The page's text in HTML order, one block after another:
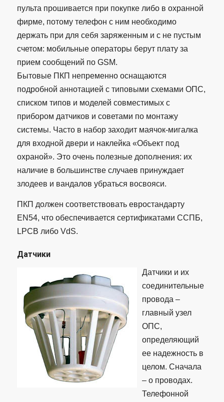
пульта прошивается при покупке либо в охранной
фирме, потому телефон с ним необходимо
держать при для себя заряженным и с не пустым
счетом: мобильные операторы берут плату за
прием сообщений по GSM.
Бытовые ПКП непременно оснащаются
подробной аннотацией с типовыми схемами ОПС,
списком типов и моделей совместимых с
прибором датчиков и советами по монтажу
системы. Часто в набор заходит маячок-мигалка
для входной двери и наклейка «Объект под
охраной». Это очень полезные дополнения: их
наличие в большинстве случаев принуждает
злодеев и вандалов убраться восвояси.
ПКП должен соответствовать евростандарту
EN54, что обеспечивается сертификатами ССПБ,
LPCB либо VdS.
Датчики
Датчики и их
соединительные
провода –
главный узел
ОПС,
определяющий
ее надежность в
целом. Сначала
– о проводах.
Телефонной